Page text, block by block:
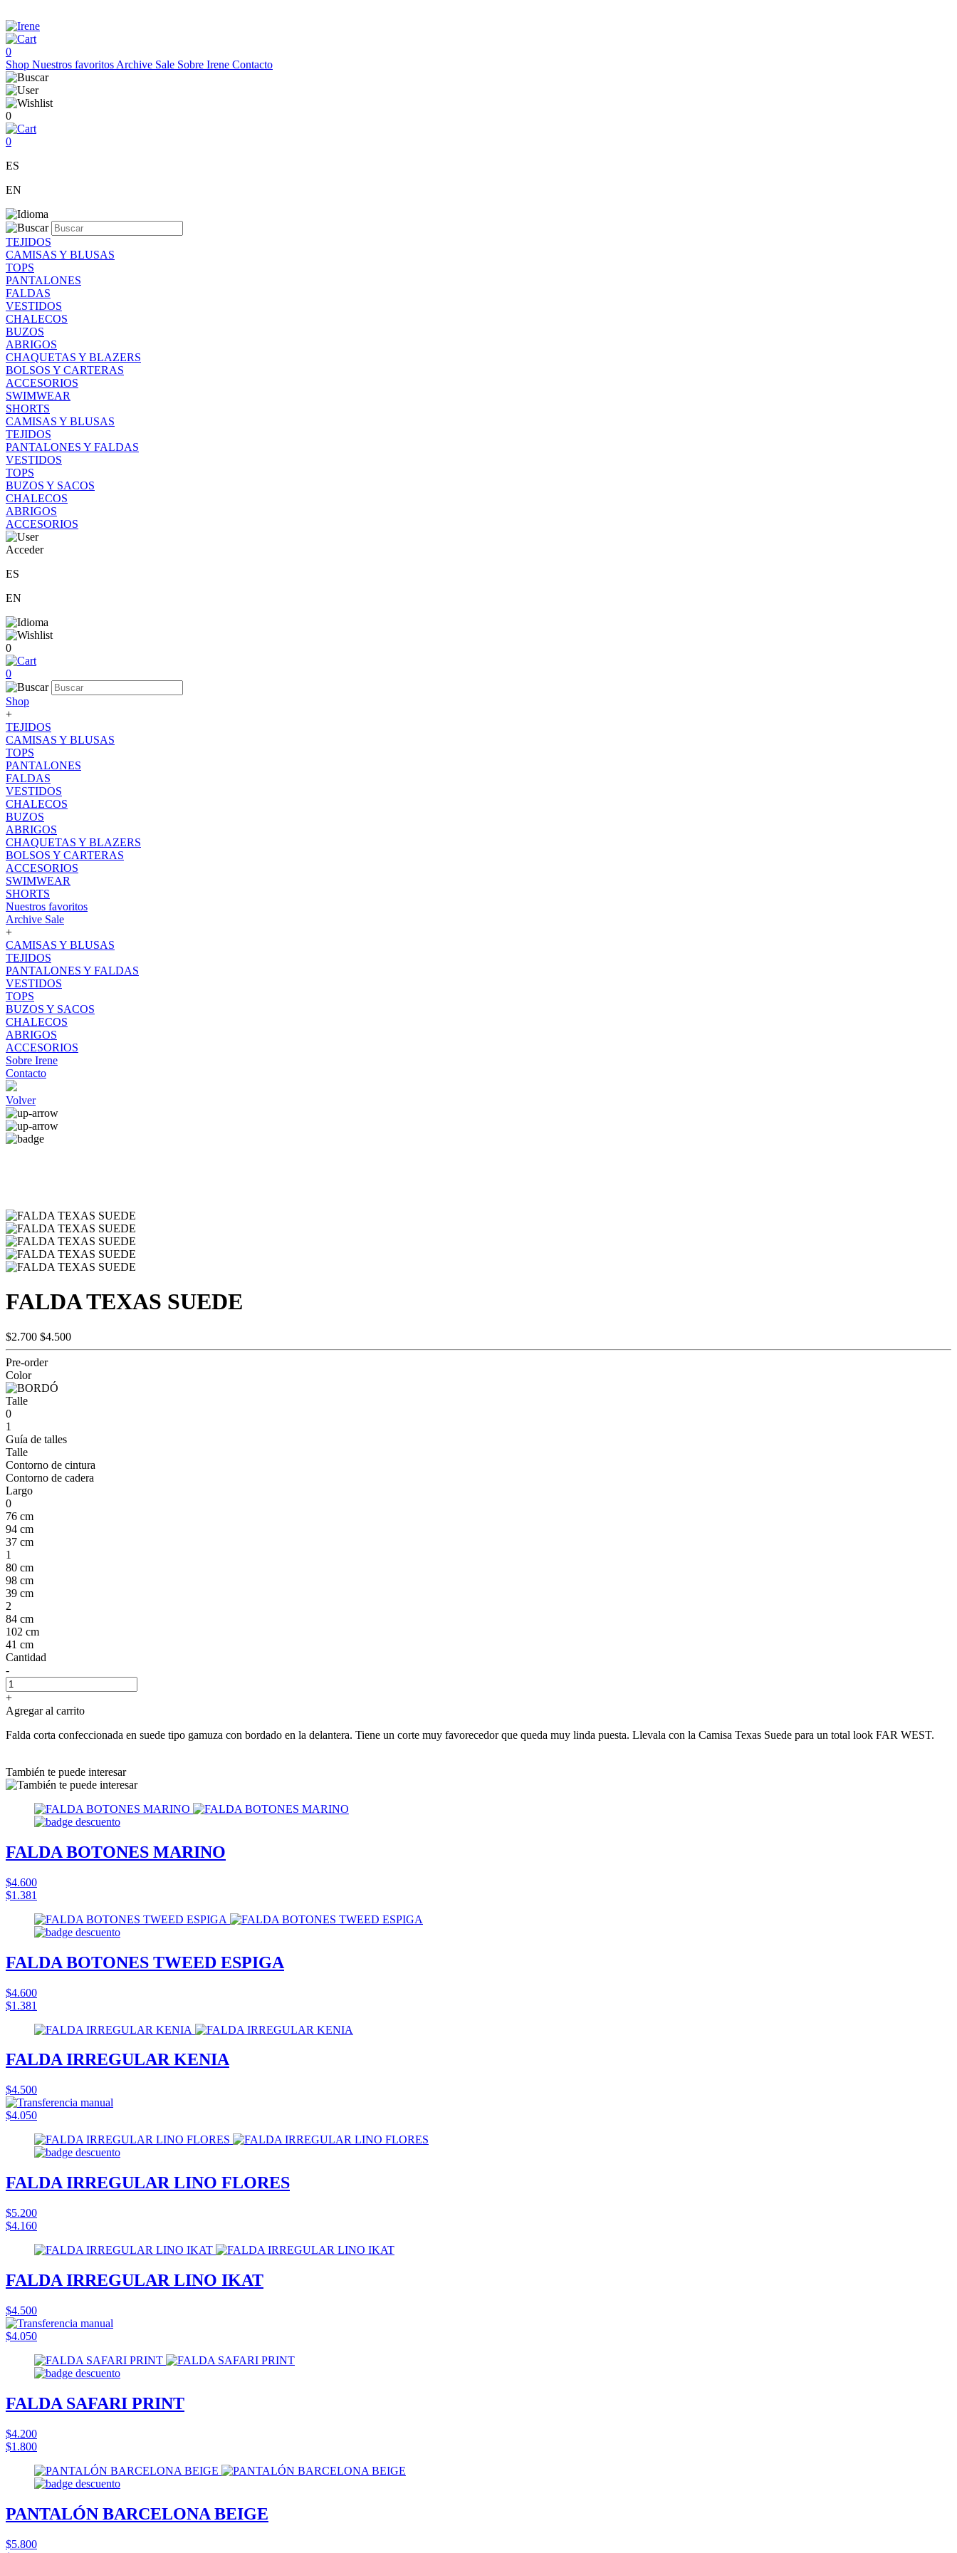
0
Shop Nuestros favoritos Archive Sale Sobre Irene Contacto
0
0
ES
EN
TEJIDOS
CAMISAS Y BLUSAS
TOPS
PANTALONES
FALDAS
VESTIDOS
CHALECOS
BUZOS
ABRIGOS
CHAQUETAS Y BLAZERS
BOLSOS Y CARTERAS
ACCESORIOS
SWIMWEAR
SHORTS
CAMISAS Y BLUSAS
TEJIDOS
PANTALONES Y FALDAS
VESTIDOS
TOPS
BUZOS Y SACOS
CHALECOS
ABRIGOS
ACCESORIOS
Acceder
ES
EN
0
0
Shop
+
TEJIDOS
CAMISAS Y BLUSAS
TOPS
PANTALONES
FALDAS
VESTIDOS
CHALECOS
BUZOS
ABRIGOS
CHAQUETAS Y BLAZERS
BOLSOS Y CARTERAS
ACCESORIOS
SWIMWEAR
SHORTS
Nuestros favoritos
Archive Sale
+
CAMISAS Y BLUSAS
TEJIDOS
PANTALONES Y FALDAS
VESTIDOS
TOPS
BUZOS Y SACOS
CHALECOS
ABRIGOS
ACCESORIOS
Sobre Irene
Contacto
Volver
FALDA TEXAS SUEDE
$2.700 $4.500
Pre-order
Color
Talle
0
1
Guía de talles
Talle
Contorno de cintura
Contorno de cadera
Largo
0
76 cm
94 cm
37 cm
1
80 cm
98 cm
39 cm
2
84 cm
102 cm
41 cm
Cantidad
-
+
Agregar al carrito
Falda corta confeccionada en suede tipo gamuza con bordado en la delantera. Tiene un corte muy favorecedor que queda muy linda puesta. Llevala con la Camisa Texas Suede para un total look FAR WEST.
También te puede interesar
FALDA BOTONES MARINO
$4.600
$1.381
FALDA BOTONES TWEED ESPIGA
$4.600
$1.381
FALDA IRREGULAR KENIA
$4.500
$4.050
FALDA IRREGULAR LINO FLORES
$5.200
$4.160
FALDA IRREGULAR LINO IKAT
$4.500
$4.050
FALDA SAFARI PRINT
$4.200
$1.800
PANTALÓN BARCELONA BEIGE
$5.800